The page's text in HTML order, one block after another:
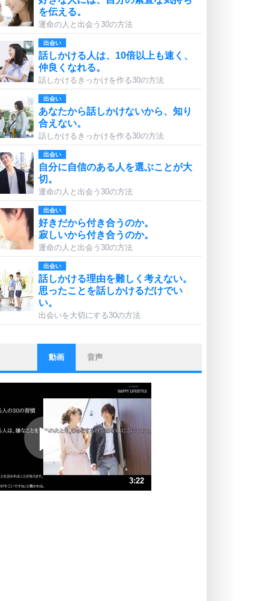
を伝える。
運命の人と出会う30の方法
出会い
話しかける人は、10倍以上も速く、
仲良くなれる。
話しかけるきっかけを作る30の方法
出会い
あなたから話しかけないから、知り
合えない。
話しかけるきっかけを作る30の方法
出会い
自分に自信のある人を選ぶことが大
切。
運命の人と出会う30の方法
出会い
好きだから付き合うのか。
寂しいから付き合うのか。
運命の人と出会う30の方法
出会い
話しかける理由を難しく考えない。
思ったことを話しかけるだけでい
い。
出会いを大切にする30の方法
ストレス対策
他人と比べない。
いっそのこと、他人を見ない。
いらいらしない人になる30の方法
プラス思考
ポジティブになれない原因は、行動
しないから。
ポジティブ思考になる30の方法
ストレス対策
人生、なんとかなるもの。
動画 音声
3:22